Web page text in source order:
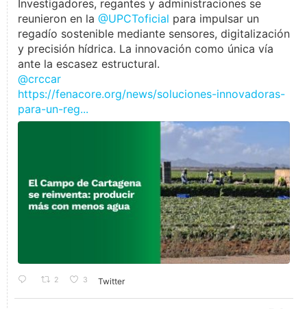
Investigadores, regantes y administraciones se
reunieron en la @UPCToficial para impulsar un
regadío sostenible mediante sensores, digitalización
y precisión hídrica. La innovación como única vía
ante la escasez estructural.
@crccar
https://fenacore.org/news/soluciones-innovadoras-
para-un-reg...
2 3 Twitter